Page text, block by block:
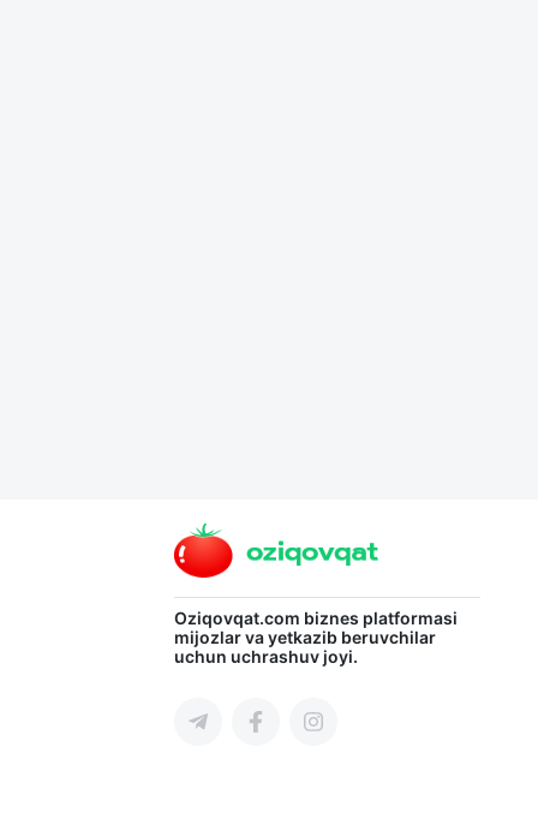
Oziqovqat.com biznes platformasi
mijozlar va yetkazib beruvchilar
uchun uchrashuv joyi.